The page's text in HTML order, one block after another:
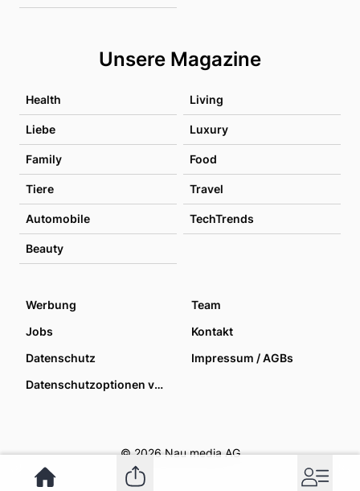
Unsere Magazine
Health Living
Liebe Luxury
Family Food
Tiere Travel
Automobile TechTrends
Beauty
Werbung
Team
Jobs
Kontakt
Datenschutz
Impressum / AGBs
Datenschutzoptionen verwalten
© 2026 Nau media AG